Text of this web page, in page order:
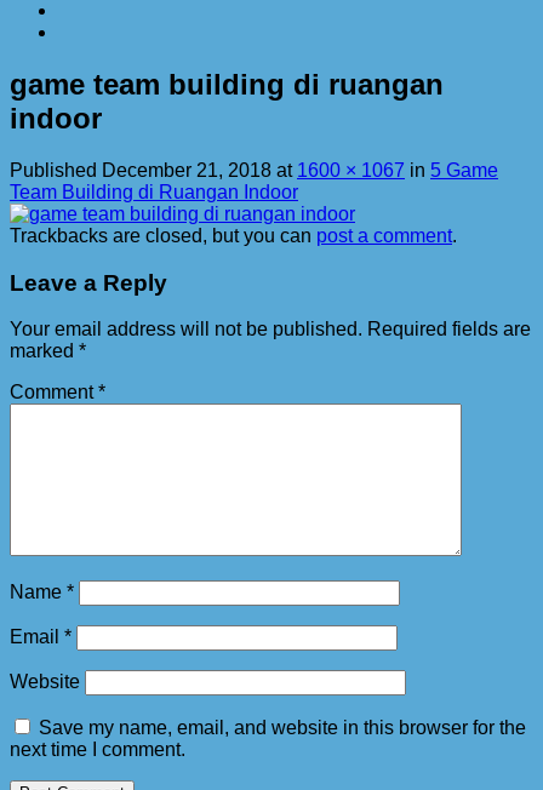
game team building di ruangan
indoor
Published December 21, 2018 at 1600 × 1067 in 5 Game
Team Building di Ruangan Indoor
Trackbacks are closed, but you can post a comment.
Leave a Reply
Your email address will not be published. Required fields are
marked *
Comment*
Name *
Email *
Website
Save my name, email, and website in this browser for the
next time I comment.